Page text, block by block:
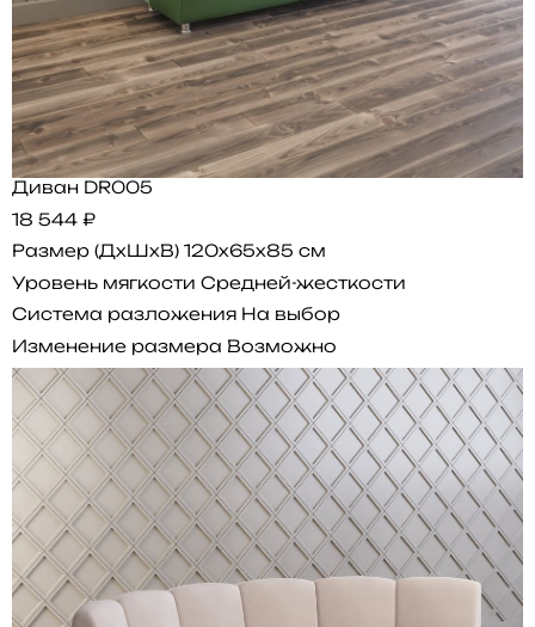
Диван DR005
18 544 ₽
Размер (ДхШхВ) 120x65x85 см
Уровень мягкости Средней-жесткости
Система разложения На выбор
Изменение размера Возможно